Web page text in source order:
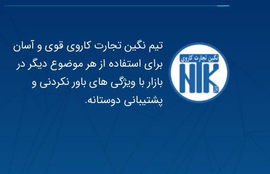
تیم نگین تجارت کاروی قوی و آسان
برای استفاده از هر موضوع دیگر در
بازار با ویژگی های باور نکردنی و
پشتیبانی دوستانه.